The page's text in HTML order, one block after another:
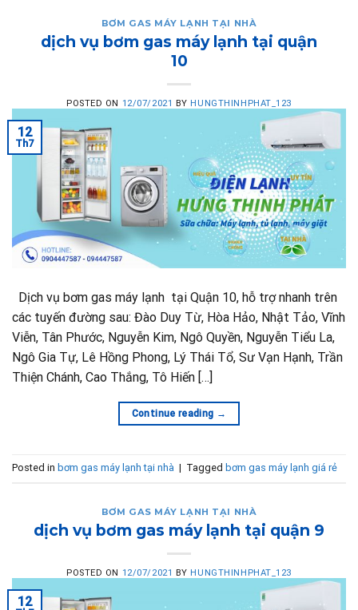
BƠM GAS MÁY LẠNH TẠI NHÀ
dịch vụ bơm gas máy lạnh tại quận
10
POSTED ON 12/07/2021 BY HUNGTHINHPHAT_123
12
Th7
Dịch vụ bơm gas máy lạnh tại Quận 10, hỗ trợ nhanh trên
các tuyến đường sau: Đào Duy Từ, Hòa Hảo, Nhật Tảo, Vĩnh
Viễn, Tân Phước, Nguyễn Kim, Ngô Quyền, Nguyễn Tiểu La,
Ngô Gia Tự, Lê Hồng Phong, Lý Thái Tổ, Sư Vạn Hạnh, Trần
Thiện Chánh, Cao Thắng, Tô Hiến […]
Continue reading →
Posted in bơm gas máy lạnh tại nhà | Tagged bơm gas máy lạnh giá rẻ
BƠM GAS MÁY LẠNH TẠI NHÀ
dịch vụ bơm gas máy lạnh tại quận 9
POSTED ON 12/07/2021 BY HUNGTHINHPHAT_123
12